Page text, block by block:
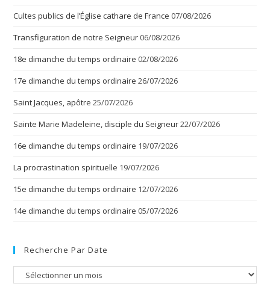
Cultes publics de l’Église cathare de France 07/08/2026
Transfiguration de notre Seigneur 06/08/2026
18e dimanche du temps ordinaire 02/08/2026
17e dimanche du temps ordinaire 26/07/2026
Saint Jacques, apôtre 25/07/2026
Sainte Marie Madeleine, disciple du Seigneur22/07/2026
16e dimanche du temps ordinaire 19/07/2026
La procrastination spirituelle 19/07/2026
15e dimanche du temps ordinaire 12/07/2026
14e dimanche du temps ordinaire 05/07/2026
Recherche Par Date
Recherche